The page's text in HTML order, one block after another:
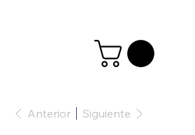
Anterior Siguiente